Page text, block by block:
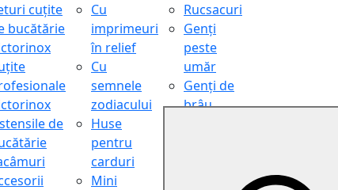
cuțite
bucătărie
de
Cu
imprimeuri
în relief
Cu
semnele
zodiacului
Huse
pentru
carduri
Mini
Rucsacuri
Genți
peste
umăr
Genți de
brâu